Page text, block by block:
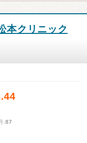
本クリニック
:87